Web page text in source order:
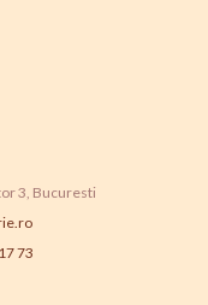
3, Bucuresti
73